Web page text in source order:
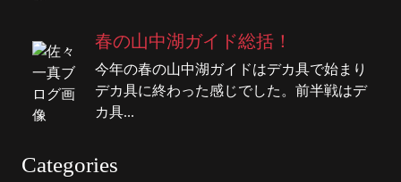
春の山中湖ガイド総括！
今年の春の山中湖ガイドはデカ具で始まり
デカ具に終わった感じでした。前半戦はデ
カ具...
Categories